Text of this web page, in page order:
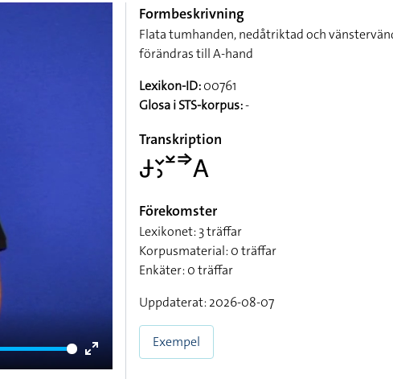
Enter
Formbeskrivning
Flata tumhanden, nedåtriktad och
förändras till A-hand
Lexikon-ID:00761
Glosa i STS-korpus:-
Transkription
􌥂􌥖􌤶􌥸􌦆􌤤
Förekomster
Lexikonet: 3 träffar
Korpusmaterial: 0 träffar
Enkäter: 0 träffar
Uppdaterat: 2026-08-07
Exempel